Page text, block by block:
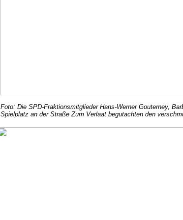
Foto: Die SPD-Fraktionsmitglieder Hans-Werner Gouterney,
Spielplatz an der Straße Zum Verlaat begutachten den